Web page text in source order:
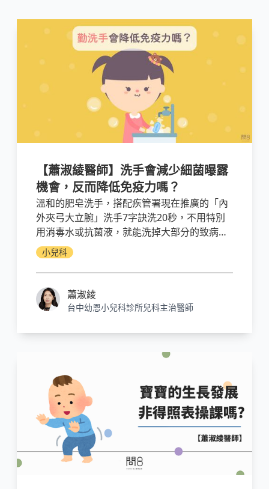
【蕭淑綾醫師】洗手會減少細菌曝露
機會，反而降低免疫力嗎？
溫和的肥皂洗手，搭配疾管署現在推廣的「內
外夾弓大立腕」洗手7字訣洗20秒，不用特別
用消毒水或抗菌液，就能洗掉大部分的致病
菌。不過，常常洗手是否會減少細菌曝露機
會，反而降低免疫力呢？其實，除非小孩是在
無菌環境中成長，不然日常生活應能提供足夠
的曝露機會，讓免疫細胞的戰力增強，這就是
所謂的「衛生假說」。
小兒科
蕭淑綾
台中幼恩小兒科診所兒科主治醫師